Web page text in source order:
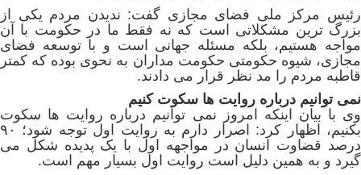
رئیس مرکز ملی فضای مجازی گفت: ندیدن مردم یکی از
بزرگ ترین مشکلاتی است که نه فقط ما در حکومت با آن
مواجه هستیم، بلکه مسئله جهانی است و با توسعه فضای
مجازی، شیوه حکومتی حکومت مداران به نحوی بوده که کمتر
قاطبه مردم را مد نظر قرار می دادند.
نمی توانیم درباره روایت ها سکوت کنیم
وی با بیان اینکه امروز نمی توانیم درباره روایت ها سکوت
بکنیم، اظهار کرد: اصرار دارم به روایت اول توجه شود؛ ۹۰
درصد قضاوت انسان در مواجهه اول با یک پدیده شکل می
گیرد و به همین دلیل است روایت اول بسیار مهم است.